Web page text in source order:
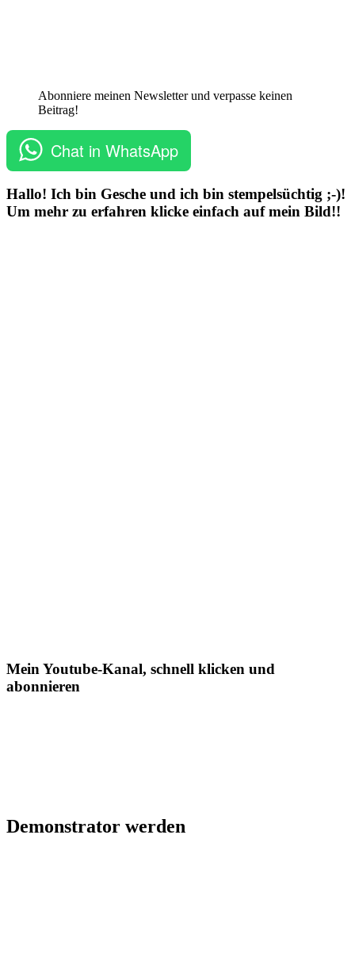
Abonniere meinen Newsletter und verpasse keinen
Beitrag!
Chat in WhatsApp
Hallo! Ich bin Gesche und ich bin stempelsüchtig ;-)!
Um mehr zu erfahren klicke einfach auf mein Bild!!
Mein Youtube-Kanal, schnell klicken und
abonnieren
Demonstrator werden